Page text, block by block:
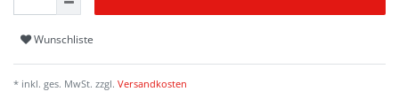
Wunschliste
* inkl. ges. MwSt. zzgl. Versandkosten